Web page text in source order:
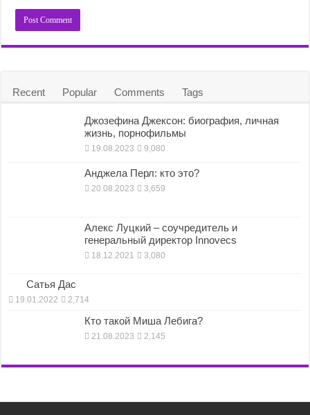
Recent Popular Comments Tags
Джозефина Джексон: биография, личная
жизнь, порнофильмы
19.08.2023 9,080
Анджела Перл: кто это?
20.08.2023 3,659
Алекс Луцкий – соучредитель и
генеральный директор Innovecs
18.12.2021 3,080
Сатья Дас
19.01.2022 2,714
Кто такой Миша Лебига?
21.08.2023 2,145